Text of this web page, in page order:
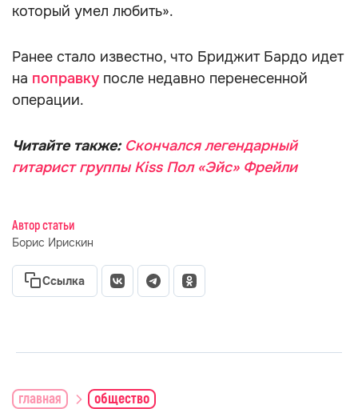
который умел любить».
Ранее стало известно, что Бриджит Бардо идет
на поправку после недавно перенесенной
операции.
Читайте также: Скончался легендарный
гитарист группы Kiss Пол «Эйс» Фрейли
Автор статьи
Борис Ирискин
Ссылка
главная общество